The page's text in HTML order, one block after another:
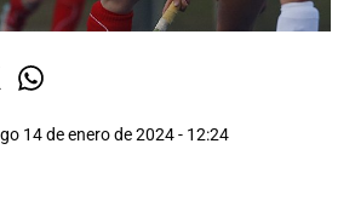
14 de enero de 2024 - 12:24